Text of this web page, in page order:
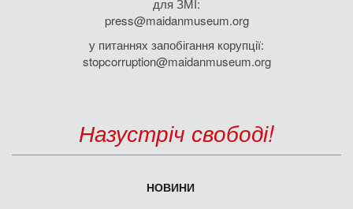
для ЗМІ:
press@maidanmuseum.org
у питаннях запобігання корупції:
stopcorruption@maidanmuseum.org
Назустріч свободі!
НОВИНИ